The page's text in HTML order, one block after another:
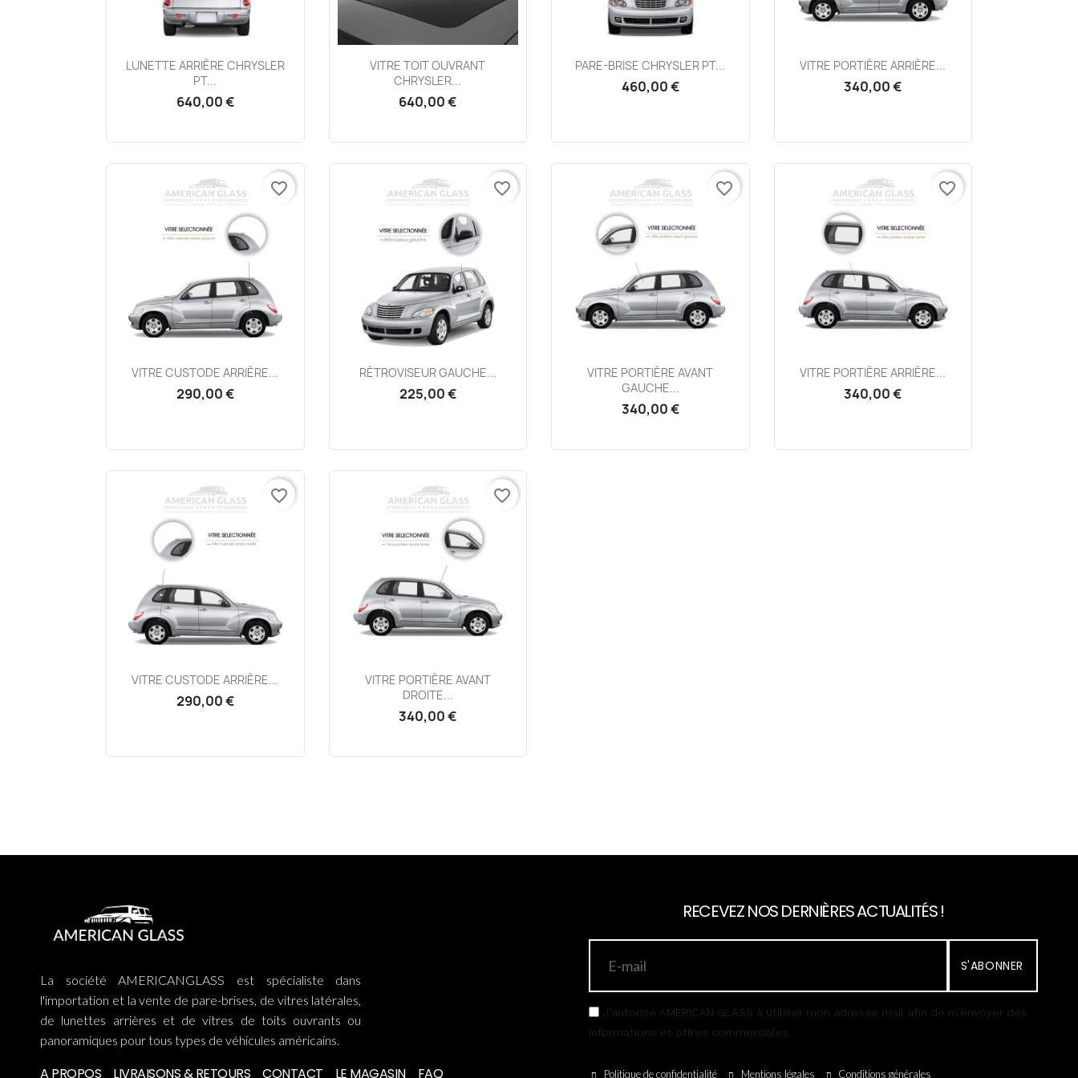
Aperçu rapide
LUNETTE ARRIÈRE CHRYSLER
PT...
640,00 €
Aperçu rapide
VITRE TOIT OUVRANT
CHRYSLER...
640,00 €
Aperçu rapide
PARE-BRISE CHRYSLER PT...
460,00 €
Aperçu rapide
VITRE PORTIÈRE ARRIÈRE...
340,00 €
Aperçu rapide
VITRE CUSTODE ARRIÈRE...
290,00 €
favorite_border
Aperçu rapide
RÉTROVISEUR GAUCHE...
225,00 €
favorite_border
Aperçu rapide
VITRE PORTIÈRE AVANT
GAUCHE...
340,00 €
favorite_border
Aperçu rapide
VITRE PORTIÈRE ARRIÈRE...
340,00 €
favorite_border
Aperçu rapide
VITRE CUSTODE ARRIÈRE...
290,00 €
favorite_border
Aperçu rapide
VITRE PORTIÈRE AVANT
DROITE...
340,00 €
favorite_border
La société AMERICANGLASS est spécialiste dans
l'importation et la vente de pare-brises, de vitres latérales,
de lunettes arrières et de vitres de toits ouvrants ou
panoramiques pour tous types de véhicules américains.
A PROPOS LIVRAISONS & RETOURS CONTACT LE MAGASIN FAQ
RECEVEZ NOS DERNIÈRES ACTUALITÉS !
S'ABONNER
J’autorise AMERICAN GLASS à utiliser mon adresse mail afin de m’envoyer des
informations et offres commerciales
Politique de confidentialité Mentions légales Conditions générales